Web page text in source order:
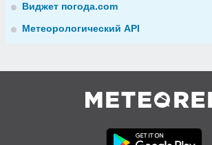
Виджет погода.com
Метеорологический API